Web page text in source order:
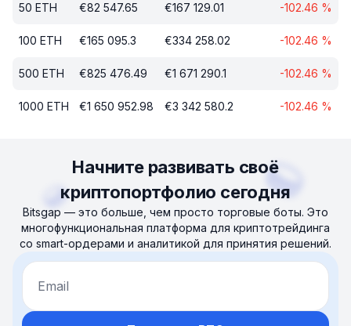
50 ETH €82 547.65 €167 129.01 -102.46 %
100 ETH €165 095.3 €334 258.02 -102.46 %
500 ETH €825 476.49 €1 671 290.1 -102.46 %
1000 ETH €1 650 952.98 €3 342 580.2 -102.46 %
Начните развивать своё
криптопортфолио сегодня
Bitsgap — это больше, чем просто торговые боты. Это
многофункциональная платформа для криптотрейдинга
со smart-ордерами и аналитикой для принятия решений.
Email